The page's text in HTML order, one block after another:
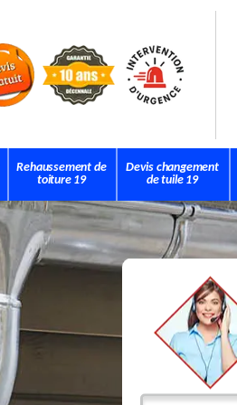
Rehaussement de
toiture 19
Devis changement
de tuile 19